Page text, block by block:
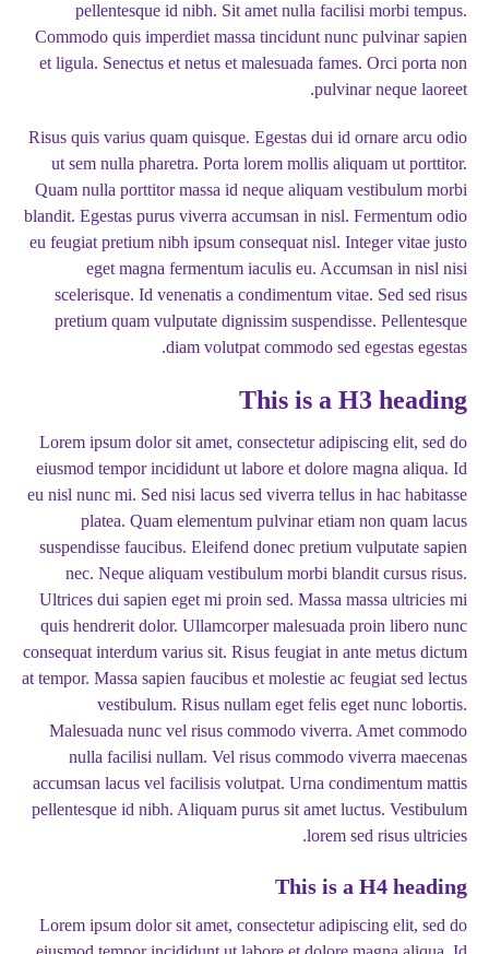
pellentesque id nibh. Sit amet nulla facilisi morbi tempus.
Commodo quis imperdiet massa tincidunt nunc pulvinar sapien
et ligula. Senectus et netus et malesuada fames. Orci porta non
pulvinar neque laoreet.
Risus quis varius quam quisque. Egestas dui id ornare arcu odio
ut sem nulla pharetra. Porta lorem mollis aliquam ut porttitor.
Quam nulla porttitor massa id neque aliquam vestibulum morbi
blandit. Egestas purus viverra accumsan in nisl. Fermentum odio
eu feugiat pretium nibh ipsum consequat nisl. Integer vitae justo
eget magna fermentum iaculis eu. Accumsan in nisl nisi
scelerisque. Id venenatis a condimentum vitae. Sed sed risus
pretium quam vulputate dignissim suspendisse. Pellentesque
diam volutpat commodo sed egestas egestas.
This is a H3 heading
Lorem ipsum dolor sit amet, consectetur adipiscing elit, sed do
eiusmod tempor incididunt ut labore et dolore magna aliqua. Id
eu nisl nunc mi. Sed nisi lacus sed viverra tellus in hac habitasse
platea. Quam elementum pulvinar etiam non quam lacus
suspendisse faucibus. Eleifend donec pretium vulputate sapien
nec. Neque aliquam vestibulum morbi blandit cursus risus.
Ultrices dui sapien eget mi proin sed. Massa massa ultricies mi
quis hendrerit dolor. Ullamcorper malesuada proin libero nunc
consequat interdum varius sit. Risus feugiat in ante metus dictum
at tempor. Massa sapien faucibus et molestie ac feugiat sed lectus
vestibulum. Risus nullam eget felis eget nunc lobortis.
Malesuada nunc vel risus commodo viverra. Amet commodo
nulla facilisi nullam. Vel risus commodo viverra maecenas
accumsan lacus vel facilisis volutpat. Urna condimentum mattis
pellentesque id nibh. Aliquam purus sit amet luctus. Vestibulum
lorem sed risus ultricies.
This is a H4 heading
Lorem ipsum dolor sit amet, consectetur adipiscing elit, sed do